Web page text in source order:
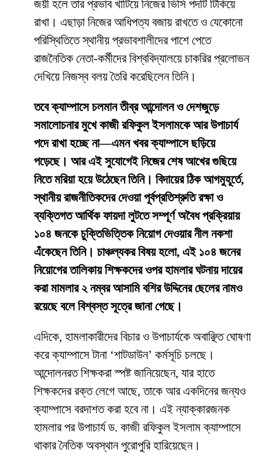
জয়ী হলে তার প্রভাব খাটিয়ে নিজের ভিসি পদটি টিকিয়ে
রাখা। এছাড়া নিজের আধিপত্য বজায় রাখতে ও যেকোনো
পরিস্থিতিতে স্থানীয় প্রভাবশালীদের পাশে পেতে
রাজনৈতিক নেতা-কর্মীদের বিশ্ববিদ্যালয়ে চাকরির প্রলোভন
দেখিয়ে নিজস্ব বলয় তৈরি করেছিলেন তিনি।
তবে ক্যাম্পাসে চলমান তীব্র আন্দোলন ও দেশজুড়ে
সমালোচনার মুখে কাজী রফিকুল ইসলামকে আর উপাচার্য
পদে রাখা হচ্ছে না—এমন খবর ক্যাম্পাসে ছড়িয়ে
পড়েছে। আর এই সুযোগেই নিজের শেষ আখের গুছিয়ে
নিতে মরিয়া হয়ে উঠেছেন তিনি। বিদায়ের ঠিক আগমুহূর্তে,
স্থানীয় রাজনীতিকদের দেওয়া পূর্বপ্রতিশ্রুতি রক্ষা ও
ব্যক্তিগত আর্থিক ফায়দা লুটতে সম্পূর্ণ অবৈধ প্রক্রিয়ায়
১০৪ জনকে চুক্তিভিত্তিক নিয়োগ দেওয়ার নীল নকশা
এঁকেছেন তিনি। চাঞ্চল্যকর বিষয় হলো, এই ১০৪ জনের
নিয়োগের তালিকায় শিক্ষকদের ওপর হামলার ঘটনায় দায়ের
করা মামলার ২ নম্বর আসামি বশির উদ্দিনের ছেলের নামও
রয়েছে বলে বিশ্বস্ত সূত্রে জানা গেছে।
​এদিকে, হামলাকারীদের বিচার ও উপাচার্যকে অবাঞ্ছিত ঘোষণা
করে ক্যাম্পাসে টানা ‘শাটডাউন’ কর্মসূচি চলছে।
আন্দোলনরত শিক্ষকরা স্পষ্ট জানিয়েছেন, যার হাতে
শিক্ষকদের রক্ত লেগে আছে, তাকে আর একদিনের জন্যও
ক্যাম্পাসে বরদাশত করা হবে না। এই ন্যাক্কারজনক
হামলার পর উপাচার্য ড. কাজী রফিকুল ইসলাম ক্যাম্পাসে
থাকার নৈতিক অবস্থান পুরোপুরি হারিয়েছেন।